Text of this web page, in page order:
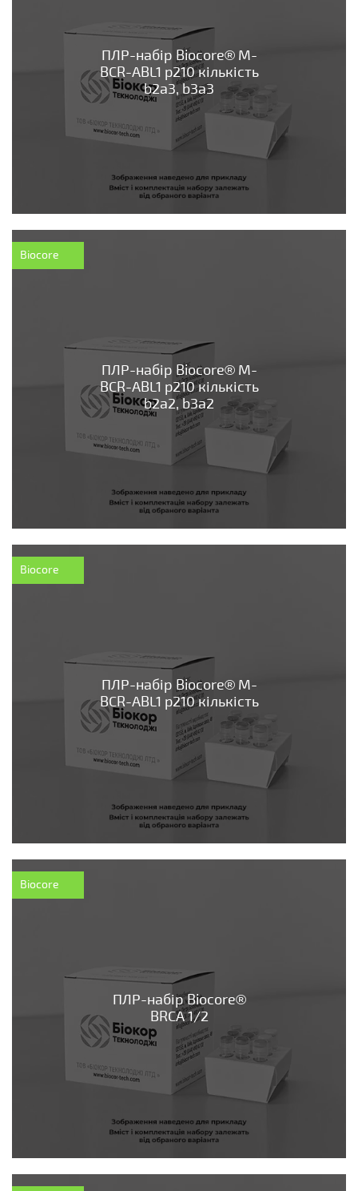
ПЛР-набір Biocore® М-
BCR-ABL1 p210 кількість
b2a3, b3a3
Biocore
ПЛР-набір Biocore® М-
BCR-ABL1 p210 кількість
b2a2, b3a2
Biocore
ПЛР-набір Biocore® М-
BCR-ABL1 p210 кількість
Biocore
ПЛР-набір Biocore®
BRCA 1/2